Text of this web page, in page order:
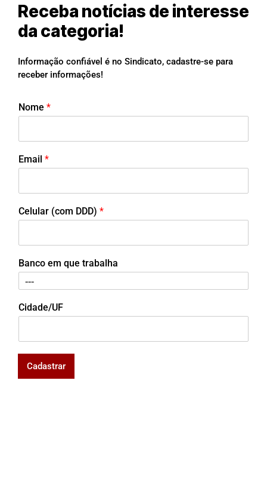
Receba notícias de interesse
da categoria!
Informação confiável é no Sindicato, cadastre-se para
receber informações!
Nome *
Email *
Celular (com DDD) *
Banco em que trabalha
Cidade/UF
Cadastrar